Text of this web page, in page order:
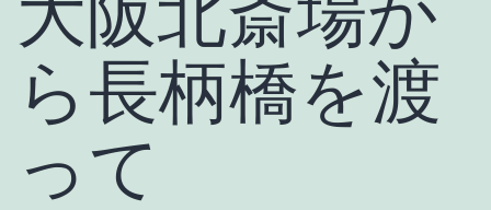
ら長柄橋を渡
って